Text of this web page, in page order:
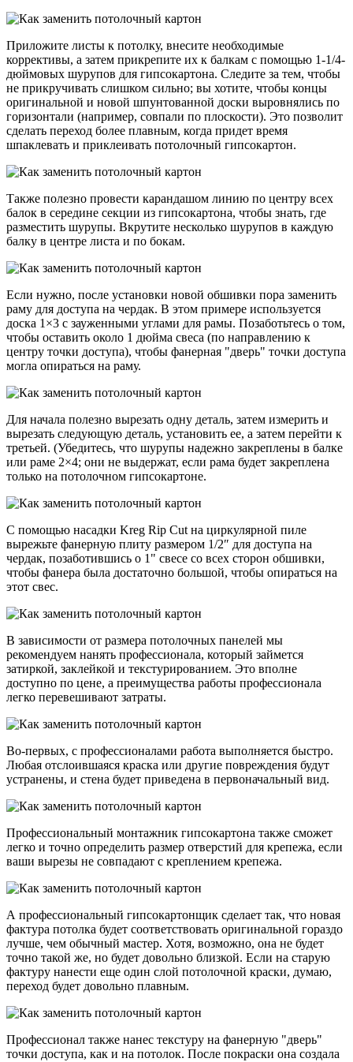
Приложите листы к потолку, внесите необходимые
коррективы, а затем прикрепите их к балкам с помощью 1-1/4-
дюймовых шурупов для гипсокартона. Следите за тем, чтобы
не прикручивать слишком сильно; вы хотите, чтобы концы
оригинальной и новой шпунтованной доски выровнялись по
горизонтали (например, совпали по плоскости). Это позволит
сделать переход более плавным, когда придет время
шпаклевать и приклеивать потолочный гипсокартон.
Также полезно провести карандашом линию по центру всех
балок в середине секции из гипсокартона, чтобы знать, где
разместить шурупы. Вкрутите несколько шурупов в каждую
балку в центре листа и по бокам.
Если нужно, после установки новой обшивки пора заменить
раму для доступа на чердак. В этом примере используется
доска 1×3 с зауженными углами для рамы. Позаботьтесь о том,
чтобы оставить около 1 дюйма свеса (по направлению к
центру точки доступа), чтобы фанерная "дверь" точки доступа
могла опираться на раму.
Для начала полезно вырезать одну деталь, затем измерить и
вырезать следующую деталь, установить ее, а затем перейти к
третьей. (Убедитесь, что шурупы надежно закреплены в балке
или раме 2×4; они не выдержат, если рама будет закреплена
только на потолочном гипсокартоне.
С помощью насадки Kreg Rip Cut на циркулярной пиле
вырежьте фанерную плиту размером 1/2″ для доступа на
чердак, позаботившись о 1" свесе со всех сторон обшивки,
чтобы фанера была достаточно большой, чтобы опираться на
этот свес.
В зависимости от размера потолочных панелей мы
рекомендуем нанять профессионала, который займется
затиркой, заклейкой и текстурированием. Это вполне
доступно по цене, а преимущества работы профессионала
легко перевешивают затраты.
Во-первых, с профессионалами работа выполняется быстро.
Любая отслоившаяся краска или другие повреждения будут
устранены, и стена будет приведена в первоначальный вид.
Профессиональный монтажник гипсокартона также сможет
легко и точно определить размер отверстий для крепежа, если
ваши вырезы не совпадают с креплением крепежа.
А профессиональный гипсокартонщик сделает так, что новая
фактура потолка будет соответствовать оригинальной гораздо
лучше, чем обычный мастер. Хотя, возможно, она не будет
точно такой же, но будет довольно близкой. Если на старую
фактуру нанести еще один слой потолочной краски, думаю,
переход будет довольно плавным.
Профессионал также нанес текстуру на фанерную "дверь"
точки доступа, как и на потолок. После покраски она создала